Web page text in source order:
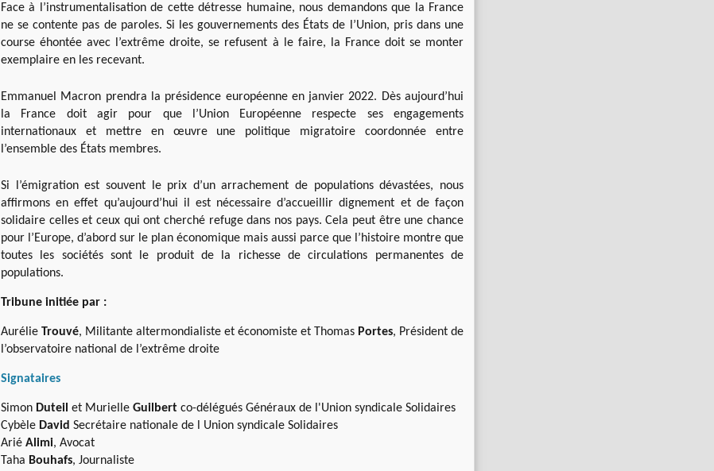
Face à l’instrumentalisation de cette détresse humaine, nous demandons que la France
ne se contente pas de paroles. Si les gouvernements des États de l’Union, pris dans une
course éhontée avec l’extrême droite, se refusent à le faire, la France doit se monter
exemplaire en les recevant.
Emmanuel Macron prendra la présidence européenne en janvier 2022. Dès aujourd’hui
la France doit agir pour que l’Union Européenne respecte ses engagements
internationaux et mettre en œuvre une politique migratoire coordonnée entre
l’ensemble des États membres.
Si l’émigration est souvent le prix d’un arrachement de populations dévastées, nous
affirmons en effet qu’aujourd’hui il est nécessaire d’accueillir dignement et de façon
solidaire celles et ceux qui ont cherché refuge dans nos pays. Cela peut être une chance
pour l’Europe, d’abord sur le plan économique mais aussi parce que l’histoire montre que
toutes les sociétés sont le produit de la richesse de circulations permanentes de
populations.
Tribune initiée par :
Aurélie Trouvé, Militante altermondialiste et économiste et Thomas Portes, Président de
l’observatoire national de l’extrême droite
Signataires
Simon Duteil et Murielle Guilbert co-délégués Généraux de l'Union syndicale Solidaires
Cybèle David Secrétaire nationale de l Union syndicale Solidaires
Arié Alimi, Avocat
Taha Bouhafs, Journaliste